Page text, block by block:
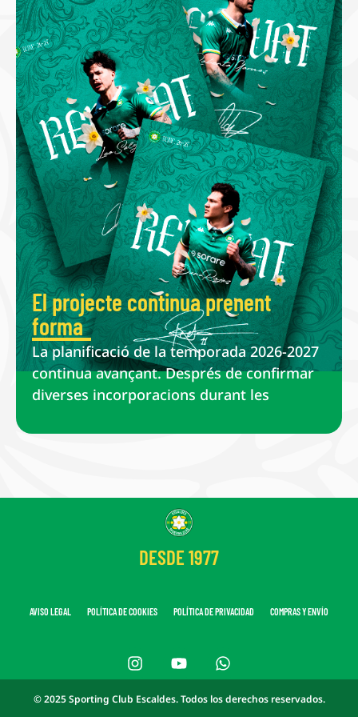
El projecte continua prenent
forma
La planificació de la temporada 2026-2027
continua avançant. Després de confirmar
diverses incorporacions durant les
DESDE 1977
AVISO LEGAL POLÍTICA DE COOKIES POLÍTICA DE PRIVACIDAD COMPRAS Y ENVÍO
© 2025 Sporting Club Escaldes. Todos los derechos reservados.